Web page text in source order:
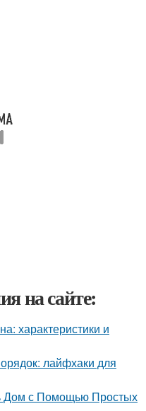
на сайте:
характеристики и
лайфхаки для
Дом с Помощью Простых